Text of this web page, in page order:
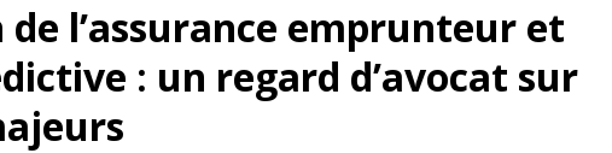
l’assurance emprunteur et
: un regard d’avocat sur